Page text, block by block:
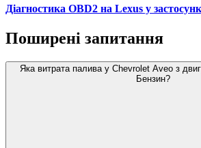
Діагностика OBD2 на Lexus у
Поширені запитання
Яка витрата палива у Chevrolet Aveo з
Бензин?